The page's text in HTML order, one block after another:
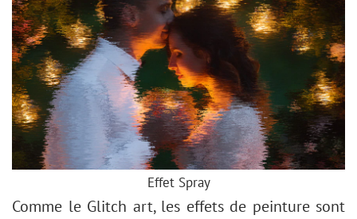
Effet Spray
Comme le Glitch art, les effets de peinture sont